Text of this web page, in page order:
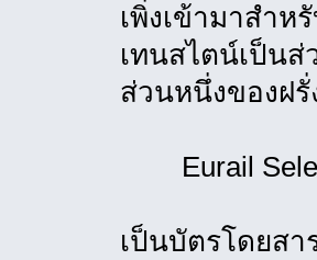
เพิ่งเข้ามาสำห
เทนสไตน์เป็น
ส่วนหนึ่งของฝรั่
Eurail
เป็นบัตรโดยส